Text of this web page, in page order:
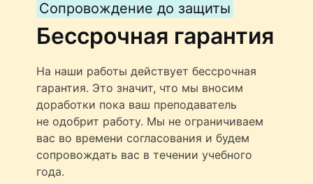
Сопровождение до защиты
Бессрочная гарантия
На наши работы действует бессрочная
гарантия. Это значит, что мы вносим
доработки пока ваш преподаватель
не одобрит работу. Мы не ограничиваем
вас во времени согласования и будем
сопровождать вас в течении учебного
года.